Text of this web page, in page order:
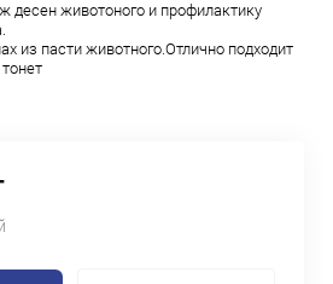
десен животоного и профилактику
из пасти животного.Отлично подходит